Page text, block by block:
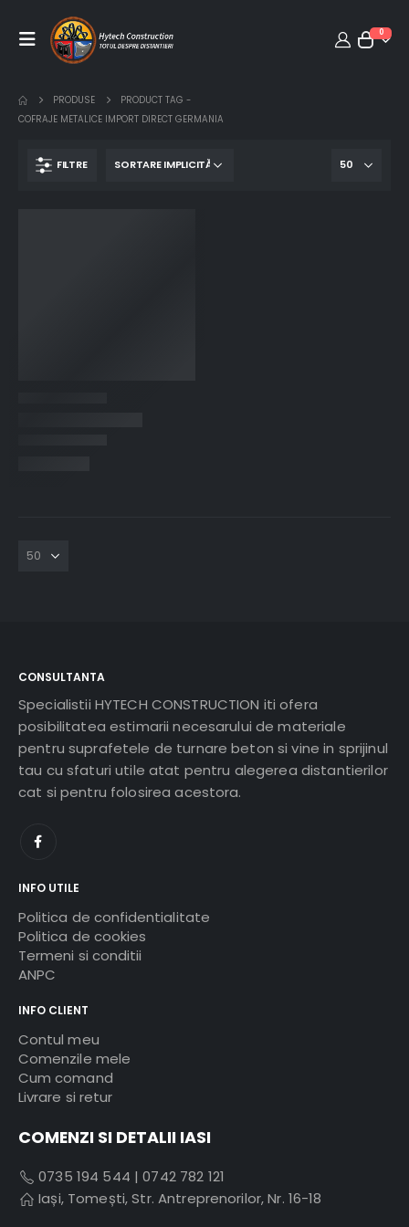
0
PRODUSE
PRODUCT TAG -
COFRAJE METALICE IMPORT DIRECT GERMANIA
FILTRE
CONSULTANTA
Specialistii HYTECH CONSTRUCTION iti ofera
posibilitatea estimarii necesarului de materiale
pentru suprafetele de turnare beton si vine in sprijinul
tau cu sfaturi utile atat pentru alegerea distantierilor
cat si pentru folosirea acestora.
INFO UTILE
Politica de confidentialitate
Politica de cookies
Termeni si conditii
ANPC
INFO CLIENT
Contul meu
Comenzile mele
Cum comand
Livrare si retur
COMENZI SI DETALII IASI
0735 194 544 |0742 782 121
Iași, Tomești, Str. Antreprenorilor, Nr. 16-18